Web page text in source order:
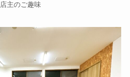
店主のご趣味